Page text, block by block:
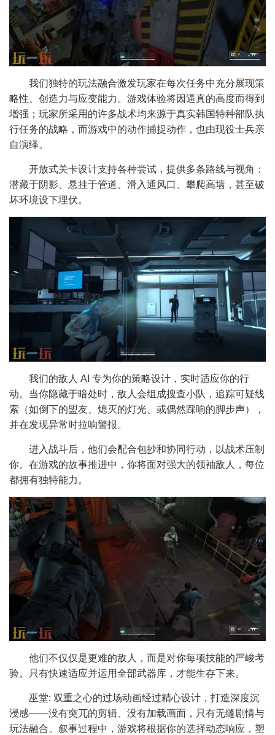
我们独特的玩法融合激发玩家在每次任务中充分展现策
略性、创造力与应变能力。游戏体验将因逼真的高度而得到
增强；玩家所采用的许多战术均来源于真实韩国特种部队执
行任务的战略，而游戏中的动作捕捉动作，也由现役士兵亲
自演绎。
开放式关卡设计支持各种尝试，提供多条路线与视角：
潜藏于阴影、悬挂于管道、滑入通风口、攀爬高墙，甚至破
坏环境设下埋伏。
我们的敌人 AI 专为你的策略设计，实时适应你的行
动。当你隐藏于暗处时，敌人会组成搜查小队，追踪可疑线
索（如倒下的盟友、熄灭的灯光、或偶然踩响的脚步声），
并在发现异常时拉响警报。
进入战斗后，他们会配合包抄和协同行动，以战术压制
你。在游戏的故事推进中，你将面对强大的领袖敌人，每位
都拥有独特能力。
他们不仅仅是更难的敌人，而是对你每项技能的严峻考
验。只有快速适应并运用全部武器库，才能生存下来。
巫堂: 双重之心的过场动画经过精心设计，打造深度沉
浸感——没有突兀的剪辑、没有加载画面，只有无缝剧情与
玩法融合。叙事过程中，游戏将根据你的选择动态响应，塑